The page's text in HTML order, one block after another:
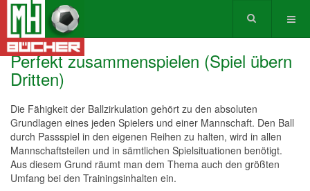
Perfekt zusammenspielen (Spiel übern
Dritten)
Die Fähigkeit der Ballzirkulation gehört zu den absoluten
Grundlagen eines jeden Spielers und einer Mannschaft. Den Ball
durch Passspiel in den eigenen Reihen zu halten, wird in allen
Mannschaftsteilen und in sämtlichen Spielsituationen benötigt.
Aus diesem Grund räumt man dem Thema auch den größten
Umfang bei den Trainingsinhalten ein.